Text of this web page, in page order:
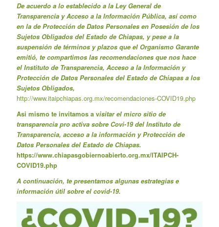
De acuerdo a lo establecido a la Ley General de
Transparencia y Acceso a la Información Pública, así como
en la de Protección de Datos Personales en Posesión de los
Sujetos Obligados del Estado de Chiapas, y pese a la
suspensión de términos y plazos que el Organismo Garante
emitió, te compartimos las recomendaciones que nos hace
el Instituto de Transparencia, Acceso a la Información y
Protección de Datos Personales del Estado de Chiapas a los
Sujetos Obligados,
http://www.itaipchiapas.org.mx/recomendaciones-COVID19.php
Asi mismo te invitamos a visitar el micro sitio de
transparencia pro activa sobre Covi-19 del Instituto de
Transparencia, acceso a la información y Protección de
Datos Personales del Estado de Chiapas.
https://www.chiapasgobiernoabierto.org.mx/ITAIPCH-
COVID19.php
A continuación, te presentamos algunas estrategias e
información útil sobre el covid-19.